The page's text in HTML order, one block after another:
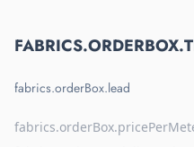
fabrics.orderBox.lead